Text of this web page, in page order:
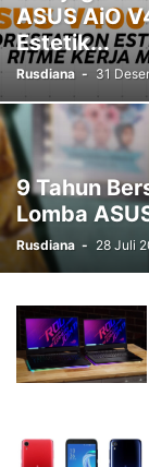
ASUS AiO
Estetik...
Rusdiana - 31
9 Tahun
Lomba
Rusdiana - 28 Juli